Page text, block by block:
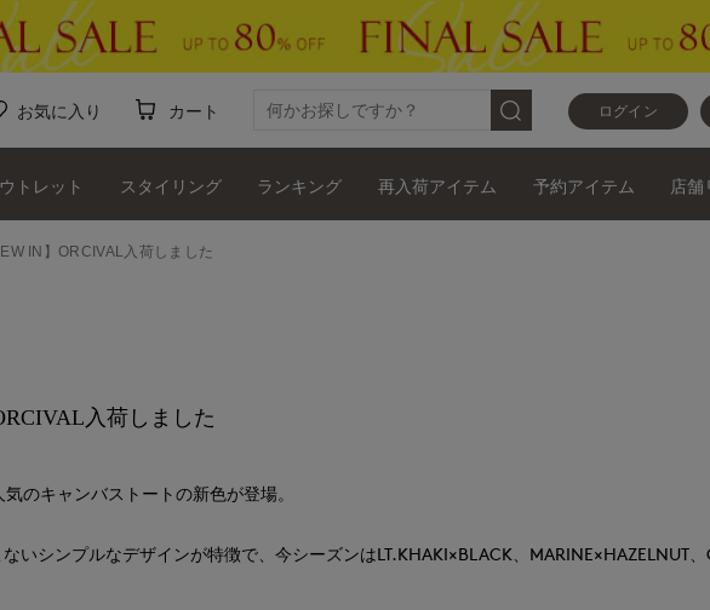
ログイン
お気に入り カート
トレット スタイリング ランキング 再入荷アイテム 予約アイテム 店舗
IN】ORCIVAL入荷しました
入荷しました
のキャンバストートの新色が登場。
いシンプルなデザインが特徴で、今シーズンはLT.KHAKI×BLACK、MARINE×HAZELNUT